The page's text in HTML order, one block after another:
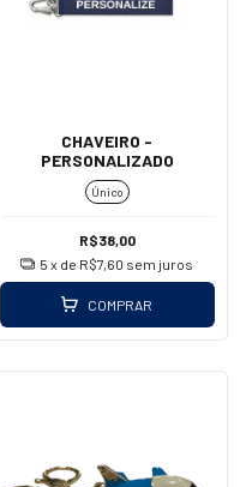
CHAVEIRO -
PERSONALIZADO
Único
R$38,00
5 x de R$7,60 sem juros
COMPRAR